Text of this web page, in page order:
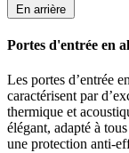
En arrière
Portes d'entrée en
Les portes d’entrée
caractérisent par
thermique et
élégant, adapté à
une protection anti-